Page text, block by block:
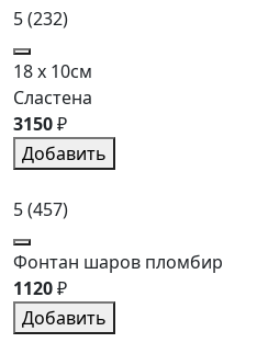
5(232)
18 x 10см
Сластена
3150₽
Добавить
5(457)
Фонтан шаров пломбир
1120₽
Добавить